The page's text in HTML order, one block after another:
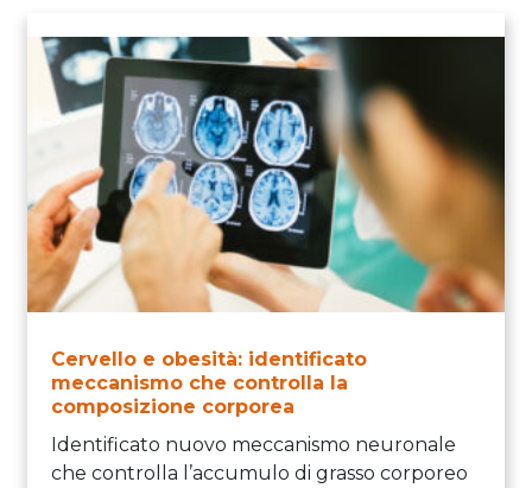
Cervello e obesità: identificato
meccanismo che controlla la
composizione corporea
Identificato nuovo meccanismo neuronale
che controlla l’accumulo di grasso corporeo